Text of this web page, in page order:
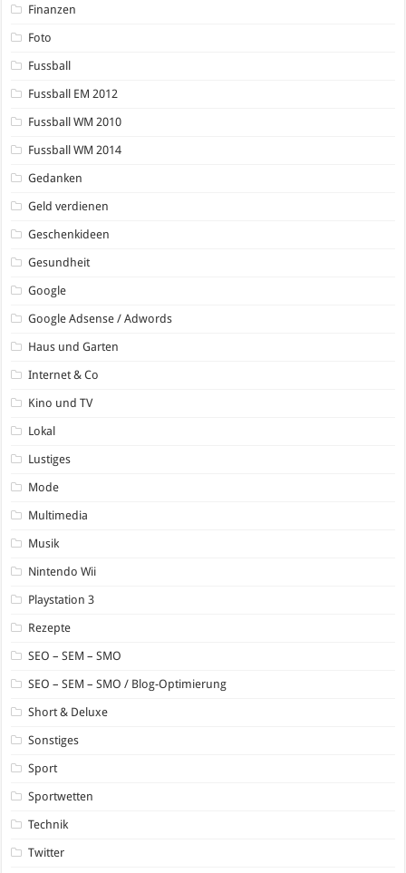
Finanzen
Foto
Fussball
Fussball EM 2012
Fussball WM 2010
Fussball WM 2014
Gedanken
Geld verdienen
Geschenkideen
Gesundheit
Google
Google Adsense / Adwords
Haus und Garten
Internet & Co
Kino und TV
Lokal
Lustiges
Mode
Multimedia
Musik
Nintendo Wii
Playstation 3
Rezepte
SEO – SEM – SMO
SEO – SEM – SMO / Blog-Optimierung
Short & Deluxe
Sonstiges
Sport
Sportwetten
Technik
Twitter